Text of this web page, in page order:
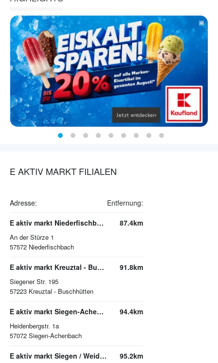
E AKTIV MARKT FILIALEN
Adresse: Entfernung:
E aktiv markt Niederfischbach
An der Stürze 1
57572 Niederfischbach
87.4km
E aktiv markt Kreuztal - Buschhütten
Siegener Str. 195
57223 Kreuztal - Buschhütten
91.8km
E aktiv markt Siegen-Achenbach
Heidenbergstr. 1a
57072 Siegen-Achenbach
94.4km
E aktiv markt Siegen / Weidenau 95.2km